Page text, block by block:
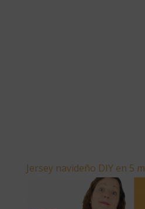
Jersey navideño DIY en 5